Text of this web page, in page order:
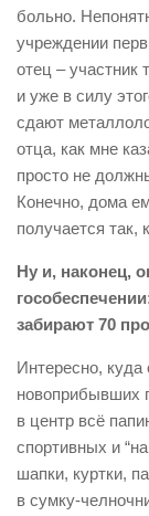
больно.
учреждении
отец – участник
и уже в силу
сдают
отца, как мне
просто не
Конечно, дома
получается так,
Ну и, наконец,
забирают 70
Интересно, куда
новоприбывших
в центр всё
спортивных и
шапки, куртки,
в сумку-